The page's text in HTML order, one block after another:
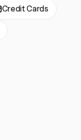
Credit Cards